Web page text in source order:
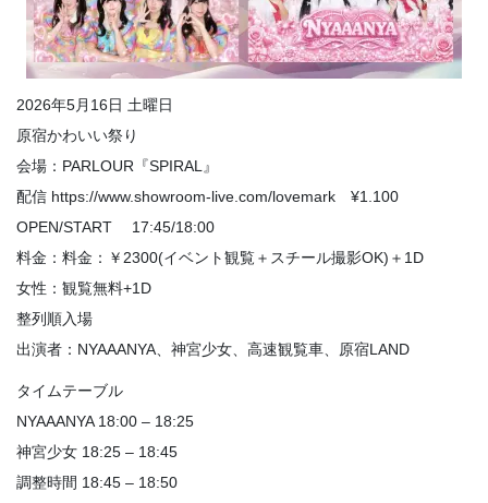
2026年5月16日 土曜日
原宿かわいい祭り
会場：PARLOUR『SPIRAL』
配信 https://www.showroom-live.com/lovemark ¥1.100
OPEN/START 17:45/18:00
料金：料金：￥2300(イベント観覧＋スチール撮影OK)＋1D
女性：観覧無料+1D
整列順入場
出演者：NYAAANYA、神宮少女、高速観覧車、原宿LAND
タイムテーブル
NYAAANYA 18:00 – 18:25
神宮少女 18:25 – 18:45
調整時間 18:45 – 18:50